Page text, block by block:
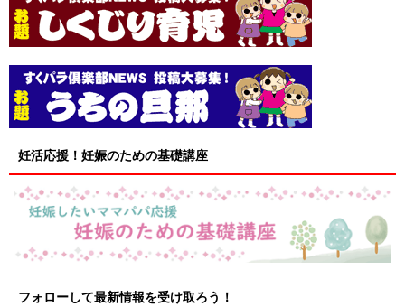
妊活応援！妊娠のための基礎講座
フォローして最新情報を受け取ろう！